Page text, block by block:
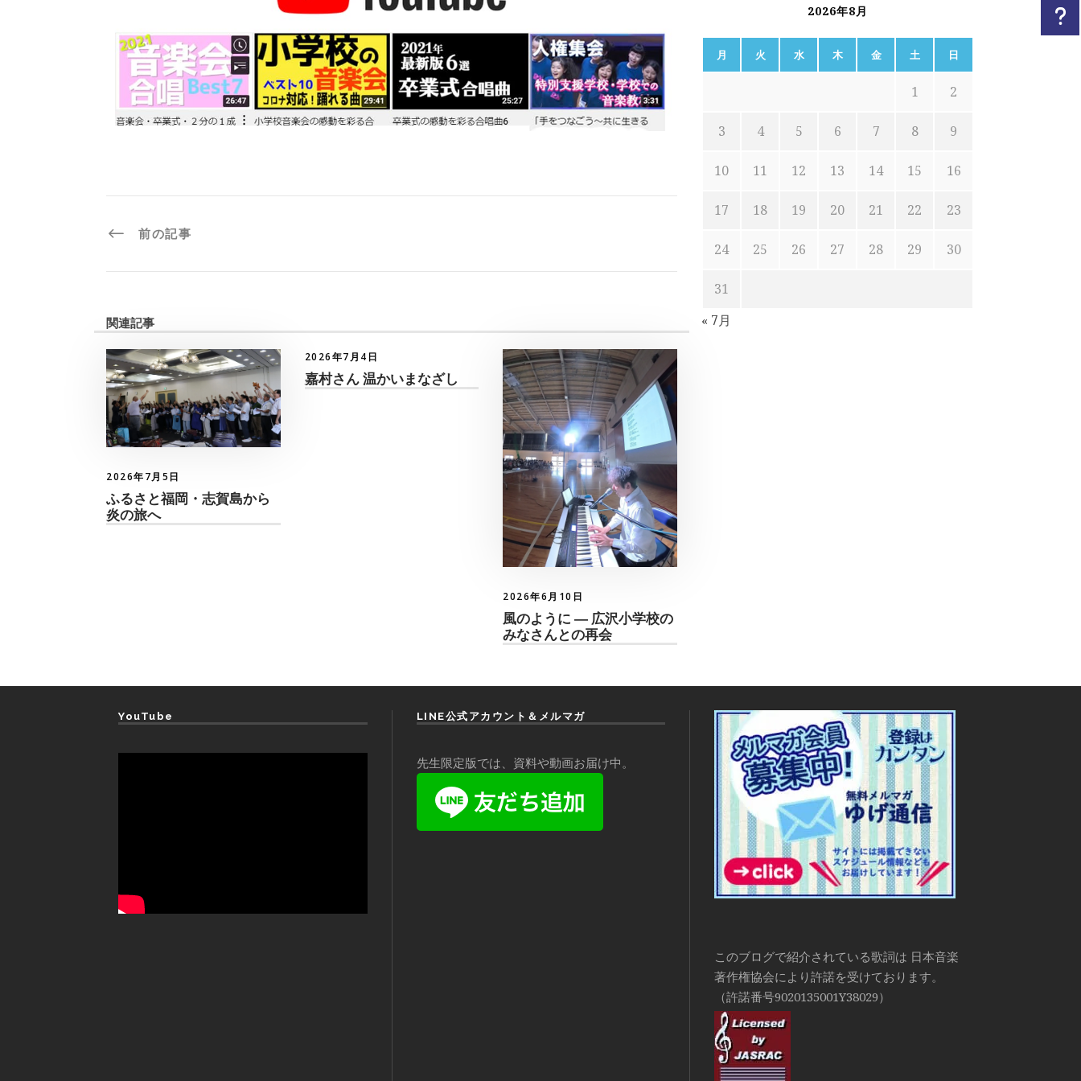
前の記事
関連記事
2026年7月5日
ふるさと福岡・志賀島から
炎の旅へ
2026年7月4日
嘉村さん 温かいまなざし
2026年6月10日
風のように ― 広沢小学校の
みなさんとの再会
2026年8月
月 火 水 木 金 土 日
1 2
3 4 5 6 7 8 9
10 11 12 13 14 15 16
17 18 19 20 21 22 23
24 25 26 27 28 29 30
31
« 7月
YouTube LINE公式アカウント＆メルマガ
先生限定版では、資料や動画お届け中。
このブログで紹介されている歌詞は 日本音楽
著作権協会により許諾を受けております。
（許諾番号9020135001Y38029）